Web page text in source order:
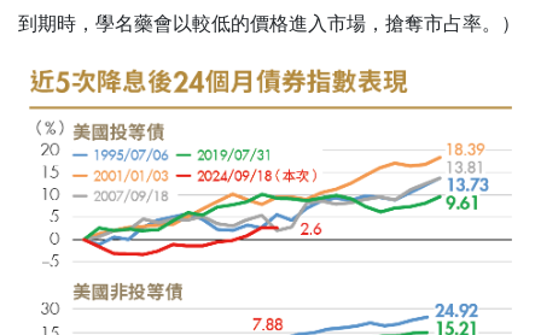
到期時，學名藥會以較低的價格進入市場，搶奪市占率。）